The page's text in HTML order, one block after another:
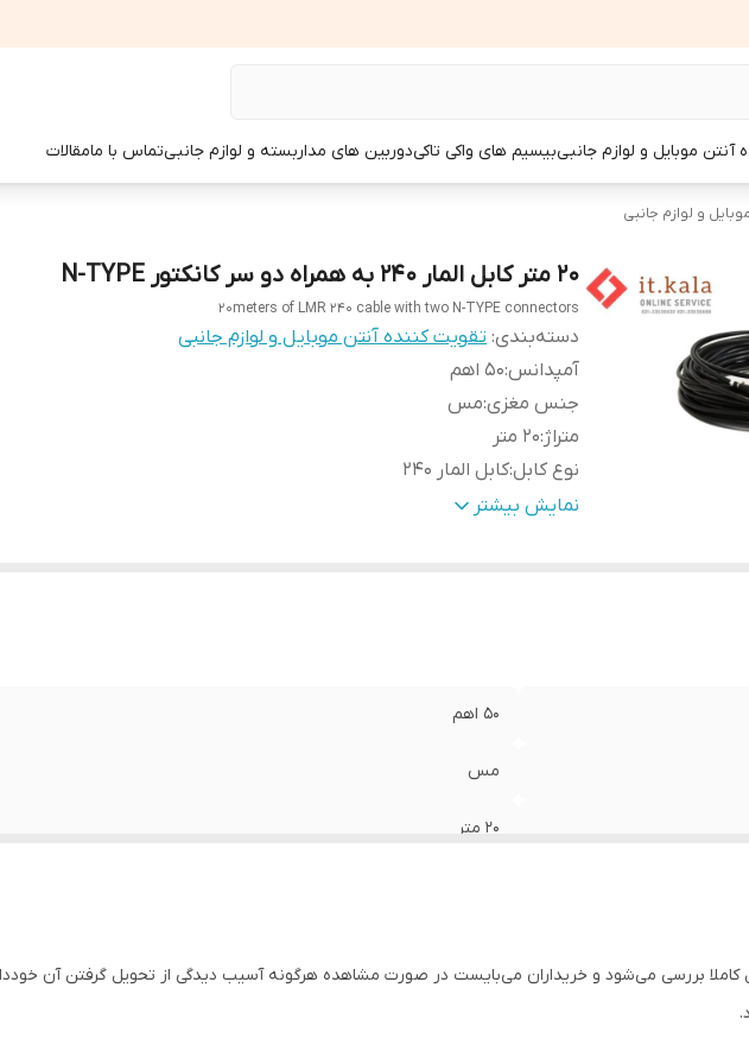
آنتن موبایل و لوازم جانبیبیسیم های واکی تاکیدوربین های مداربسته و لوازم جانبیتماس با مامقالات
و لوازم جانبی
20 متر کابل المار 240 به همراه دو سر کانکتور N-TYPE
20meters of LMR 240 cable with two N-TYPE connectors
دسته‌بندی: تقویت کننده آنتن موبایل و لوازم جانبی
آمپدانس:50 اهم
جنس مغزی:مس
متراژ:20 متر
نوع کابل:کابل المار 240
نوع کانکتور:دو سر کانکتور N-TYPEنمایش بیشتر
50 اهم
مس
20 متر
کاملا بررسی می‌شود و خریداران می‌بایست در صورت مشاهده هرگونه آسیب دیدگی از تحویل گرفتن آن